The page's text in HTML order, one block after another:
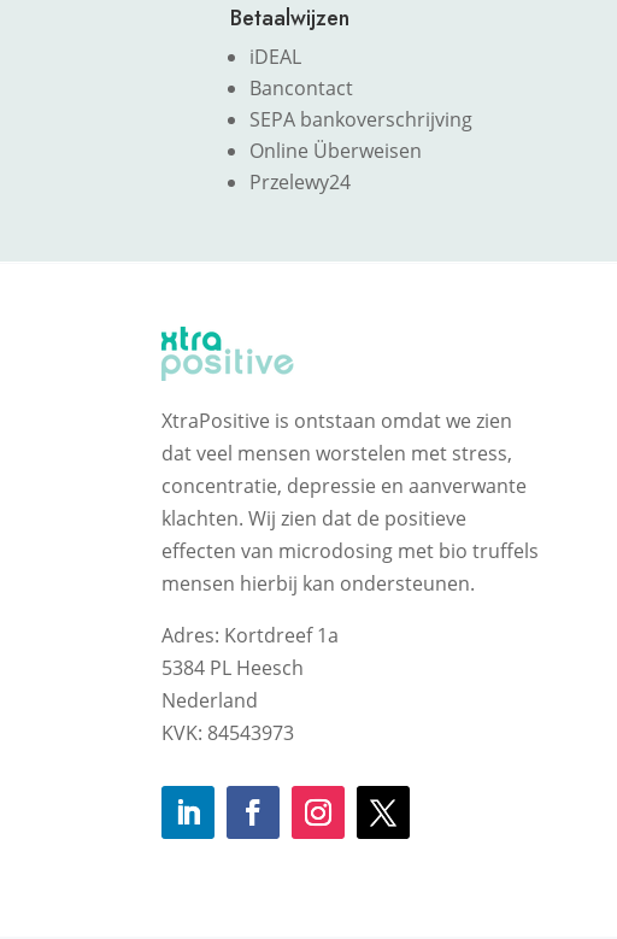
Betaalwijzen
iDEAL
Bancontact
SEPA bankoverschrijving
Online Überweisen
Przelewy24
XtraPositive is ontstaan omdat we zien
dat veel mensen worstelen met stress,
concentratie, depressie en aanverwante
klachten. Wij zien dat de positieve
effecten van microdosing met bio truffels
mensen hierbij kan ondersteunen.
Adres: Kortdreef 1a
5384 PL Heesch
Nederland
KVK: 84543973